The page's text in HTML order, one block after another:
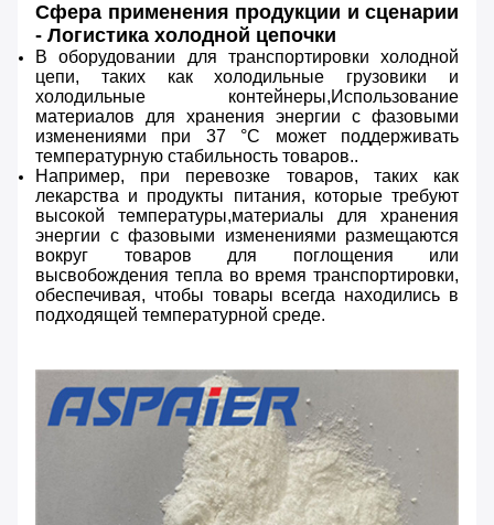
Сфера применения продукции и сценарии
- Логистика холодной цепочки
В оборудовании для транспортировки холодной
цепи, таких как холодильные грузовики и
холодильные контейнеры,Использование
материалов для хранения энергии с фазовыми
изменениями при 37 °C может поддерживать
температурную стабильность товаров..
Например, при перевозке товаров, таких как
лекарства и продукты питания, которые требуют
высокой температуры,материалы для хранения
энергии с фазовыми изменениями размещаются
вокруг товаров для поглощения или
высвобождения тепла во время транспортировки,
обеспечивая, чтобы товары всегда находились в
подходящей температурной среде.